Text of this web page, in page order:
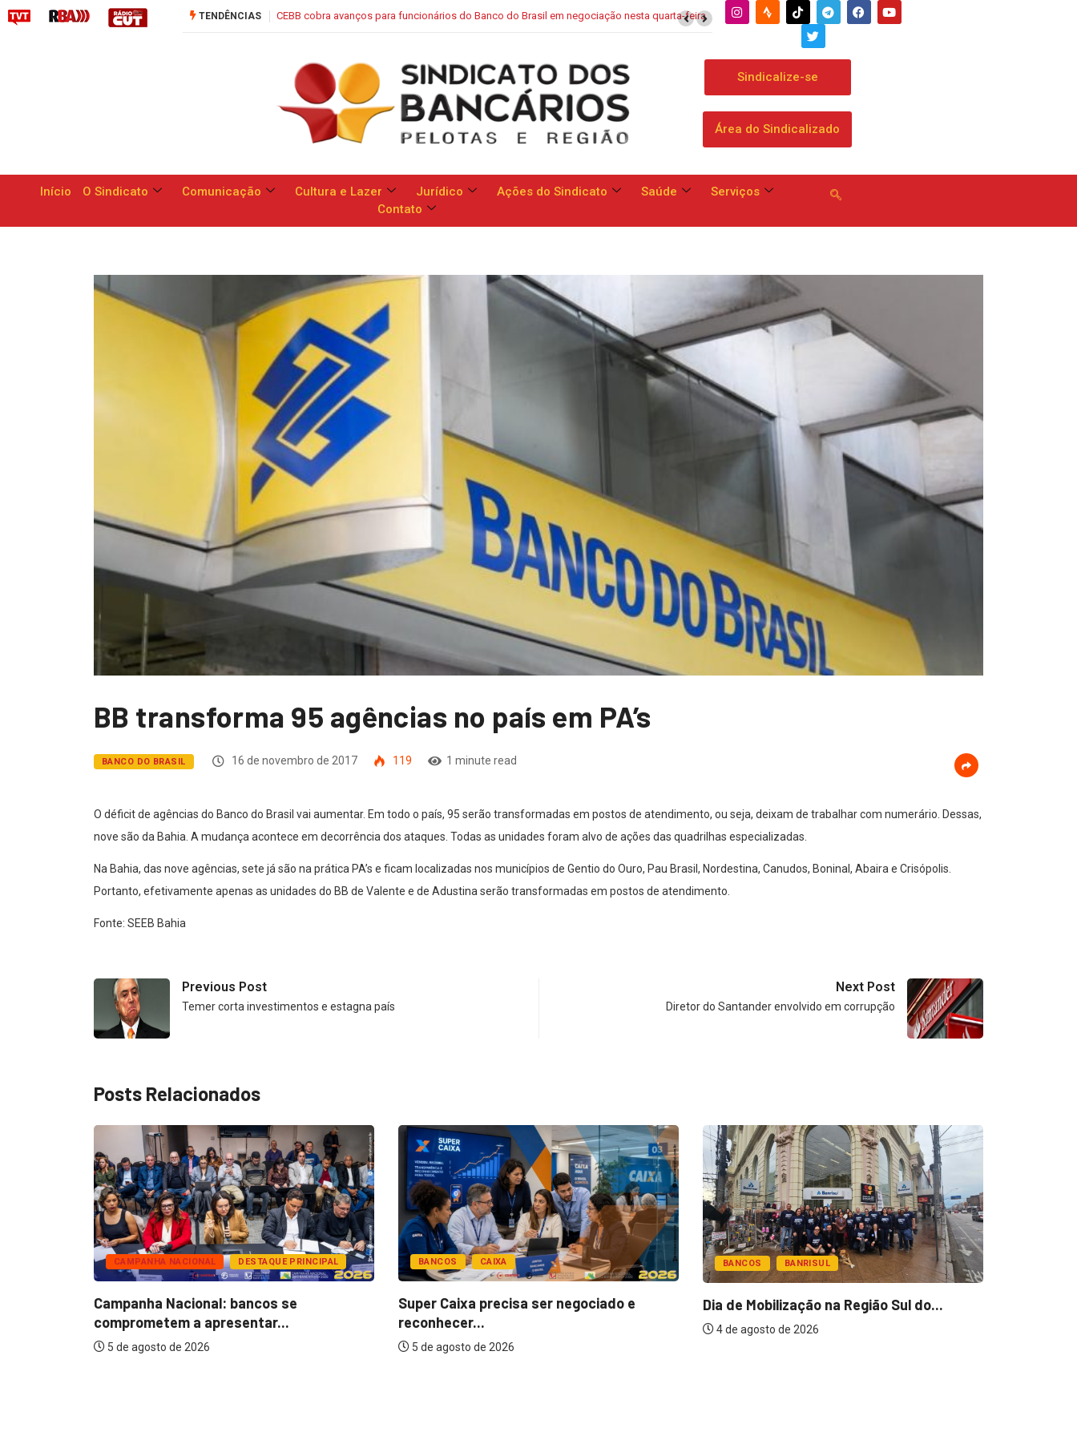
TENDÊNCIAS
para funcionários do Banco do Brasil em negociação nesta quarta-feira
Campanha Nacional: bancos se comprometem a apresentar proposta geral às
Sindicalize-se
Área do Sindicalizado
Início O Sindicato Comunicação Cultura e Lazer Jurídico Ações do Sindicato Saúde
Serviços
Contato
BB transforma 95 agências no país em PA’s
BANCO DO BRASIL 16 de novembro de 2017 119 1 minute read
O déficit de agências do Banco do Brasil vai aumentar. Em todo o país, 95 serão transformadas em postos de atendimento, ou seja, deixam de trabalhar com numerário. Dessas,
nove são da Bahia. A mudança acontece em decorrência dos ataques. Todas as unidades foram alvo de ações das quadrilhas especializadas.
Na Bahia, das nove agências, sete já são na prática PA’s e ficam localizadas nos municípios de Gentio do Ouro, Pau Brasil, Nordestina, Canudos, Boninal, Abaira e Crisópolis.
Portanto, efetivamente apenas as unidades do BB de Valente e de Adustina serão transformadas em postos de atendimento.
Fonte: SEEB Bahia
Previous Post
Temer corta investimentos e estagna país
Next Post
Diretor do Santander envolvido em corrupção
Posts Relacionados
CAMPANHA NACIONAL DESTAQUE PRINCIPAL
Campanha Nacional: bancos se
comprometem a apresentar...
5 de agosto de 2026
BANCOS CAIXA
Super Caixa precisa ser negociado e
reconhecer...
5 de agosto de 2026
BANCOS BANRISUL
Dia de Mobilização na Região Sul do...
4 de agosto de 2026